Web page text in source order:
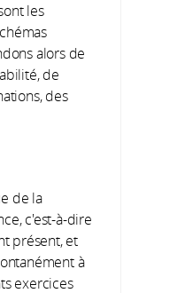
les
alors de
de
des
de la
c'est-à-dire
présent, et
à
exercices